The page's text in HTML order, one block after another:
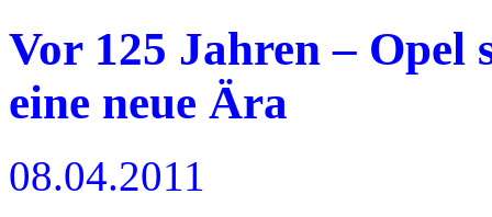
Vor 125 Jahren –
eine neue Ära
08.04.2011